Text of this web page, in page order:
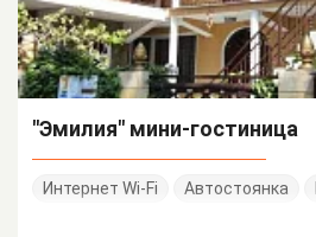
"Эмилия" мини-гостиница
Интернет Wi-Fi Автостоянка